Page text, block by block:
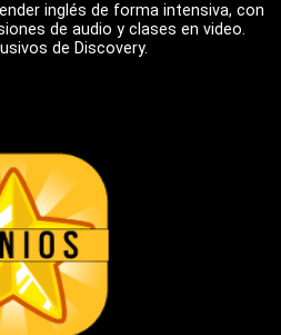
inglés de forma intensiva, con
de audio y clases en video.
de Discovery.